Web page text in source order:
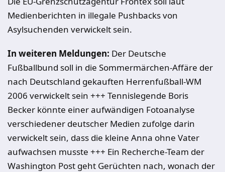
Medienberichten in illegale Pushbacks von
Asylsuchenden verwickelt sein.
In weiteren Meldungen: Der Deutsche
Fußballbund soll in die Sommermärchen-Affäre der
nach Deutschland gekauften Herrenfußball-WM
2006 verwickelt sein +++ Tennislegende Boris
Becker könnte einer aufwändigen Fotoanalyse
verschiedener deutscher Medien zufolge darin
verwickelt sein, dass die kleine Anna ohne Vater
aufwachsen musste +++ Ein Recherche-Team der
Washington Post geht Gerüchten nach, wonach der